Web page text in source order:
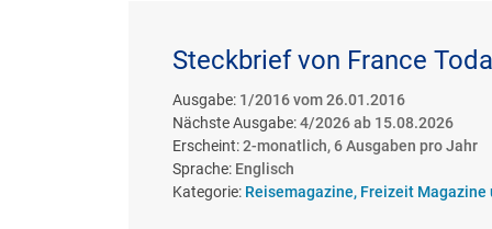
Steckbrief von France
Ausgabe: 1/2016 vom 26.01.2016
Nächste Ausgabe:4/2026 ab 15.08.2026
Erscheint:2-monatlich, 6 Ausgaben pro Jahr
Sprache: Englisch
Kategorie: Reisemagazine, Freizeit Magazine